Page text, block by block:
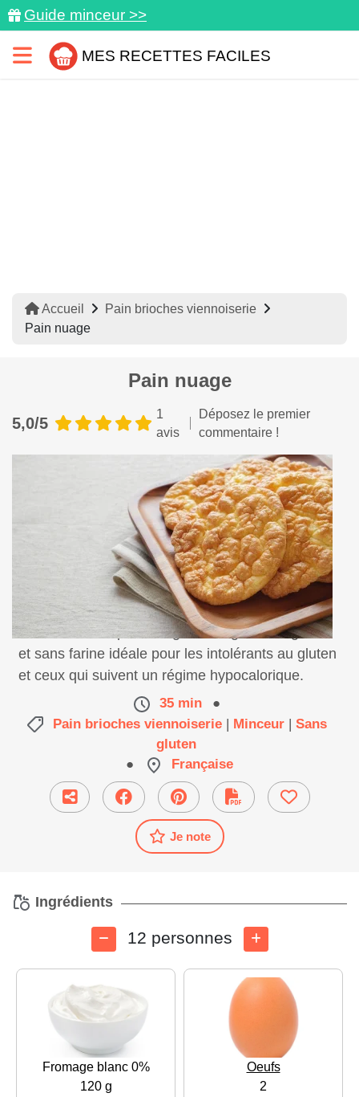
Guide minceur >>
MES RECETTES FACILES
Accueil
Pain brioches viennoiserie
Pain nuage
Pain nuage
5,0/5
1
avis
Déposez le premier
commentaire !
Une recette de pain nuage d'une grande légèreté
et sans farine idéale pour les intolérants au gluten
et ceux qui suivent un régime hypocalorique.
35 min
●
Pain brioches viennoiserie | Minceur | Sans
gluten
●
Française
Je note
Ingrédients
12 personnes
Fromage blanc 0%
120 g
Oeufs
2